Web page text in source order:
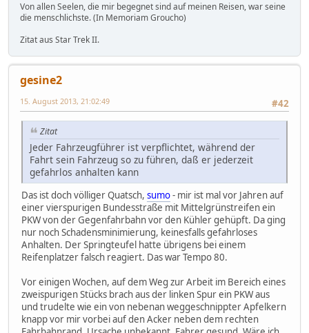
Von allen Seelen, die mir begegnet sind auf meinen Reisen, war seine
die menschlichste. (In Memoriam Groucho)
Zitat aus Star Trek II.
gesine2
#42
15. August 2013, 21:02:49
Zitat
Jeder Fahrzeugführer ist verpflichtet, während der
Fahrt sein Fahrzeug so zu führen, daß er jederzeit
gefahrlos anhalten kann
Das ist doch völliger Quatsch, sumo- mir ist mal vor Jahren auf
einer vierspurigen Bundesstraße mit Mittelgrünstreifen ein
PKW von der Gegenfahrbahn vor den Kühler gehüpft. Da ging
nur noch Schadensminimierung, keinesfalls gefahrloses
Anhalten. Der Springteufel hatte übrigens bei einem
Reifenplatzer falsch reagiert. Das war Tempo 80.
Vor einigen Wochen, auf dem Weg zur Arbeit im Bereich eines
zweispurigen Stücks brach aus der linken Spur ein PKW aus
und trudelte wie ein von nebenan weggeschnippter Apfelkern
knapp vor mir vorbei auf den Acker neben dem rechten